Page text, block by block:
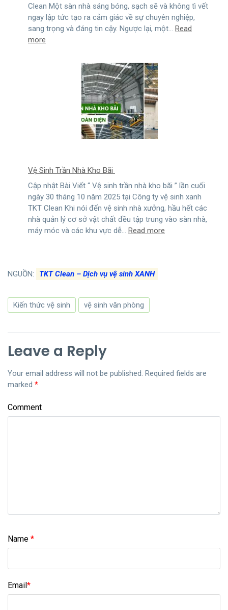
Clean Một sàn nhà sáng bóng, sạch sẽ và không tì vết
ngay lập tức tạo ra cảm giác về sự chuyên nghiệp,
sang trọng và đáng tin cậy. Ngược lại, một… Read
more
Vệ Sinh Trần Nhà Kho Bãi
Cập nhật Bài Viết “ Vệ sinh trần nhà kho bãi ” lần cuối
ngày 30 tháng 10 năm 2025 tại Công ty vệ sinh xanh
TKT Clean Khi nói đến vệ sinh nhà xưởng, hầu hết các
nhà quản lý cơ sở vật chất đều tập trung vào sàn nhà,
máy móc và các khu vực dễ… Read more
NGUỒN: TKT Clean – Dịch vụ vệ sinh XANH
Kiến thức vệ sinh vệ sinh văn phòng
Leave a Reply
Your email address will not be published. Required fields are
marked *
Comment
Name *
Email *